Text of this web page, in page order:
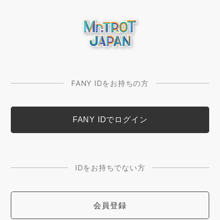
FANY IDをお持ちの方
IDをお持ちでない方
会員登録